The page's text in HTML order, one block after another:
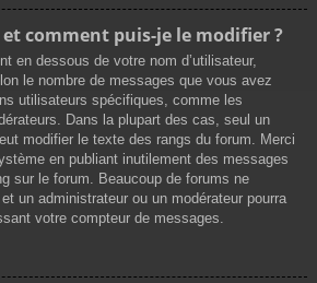
comment puis-je le modifier ?
en dessous de votre nom d’utilisateur,
le nombre de messages que vous avez
utilisateurs spécifiques, comme les
Dans la plupart des cas, seul un
modifier le texte des rangs du forum. Merci
en publiant inutilement des messages
sur le forum. Beaucoup de forums ne
un administrateur ou un modérateur pourra
votre compteur de messages.